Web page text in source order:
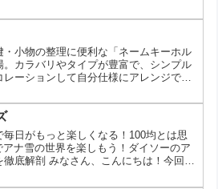
ップを詳しく見ていきます。 ラブライ
円グッズとは 今回のシリーズは、Liella!
ンを使ったオリジナルグッズ。定番の
ポーチやステッカ...
小物の整理に便利な「ネームキーホル
カラバリやタイプが豊富で、シンプル
ーションして自分仕様にアレンジでき
注目です。 ネームキーホルダーとは？
目印を入れて使えるキーホルダーで、バ
り付けて管理しやすくするアイテムで
と素材感のバリエーションが豊富で...
日がもっと楽しくなる！100均とは思
ナ雪の世界を楽しもう！ダイソーのア
底解剖 みなさん、こんにちは！今回
なんです。え、100均でアナ雪グッズ